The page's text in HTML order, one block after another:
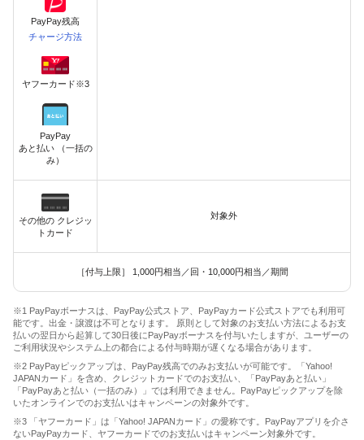
PayPay残高
チャージ方法
ヤフーカード※3
PayPay
あと払い （一括の
み）
その他の クレジッ
トカード
対象外
［付与上限］ 1,000円相当／回・10,000円相当／期間
※1 PayPayボーナスは、PayPay公式ストア、PayPayカード公式ストアでも利用可
能です。出金・譲渡は不可となります。 原則として対象のお支払い方法によるお支
払いの翌日から起算して30日後にPayPayボーナスを付与いたしますが、ユーザーの
ご利用状況やシステム上の都合による付与時期が遅くなる場合があります。
※2 PayPayピックアップは、PayPay残高でのみお支払いが可能です。「Yahoo!
JAPANカード」を含め、クレジットカードでのお支払い、「PayPayあと払い」
「PayPayあと払い（一括のみ）」では利用できません。PayPayピックアップを除
いたオンラインでのお支払いはキャンペーンの対象外です。
※3 「ヤフーカード」は「Yahoo! JAPANカード」の愛称です。PayPayアプリを介さ
ないPayPayカード、ヤフーカードでのお支払いはキャンペーン対象外です。